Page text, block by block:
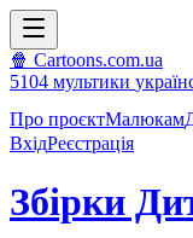
🍿 Cartoons.com.ua
5104 мультики
Про проєктМалюкам
ВхідРеєстрація
Збірки